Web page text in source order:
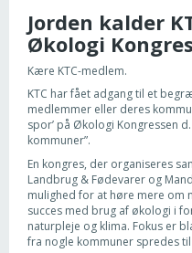
Jorden kalder
Økologi
Kære KTC-medlem.
KTC har fået adgang til et
medlemmer eller deres
spor’ på Økologi Kongressen
kommuner”.
En kongres, der organiseres
Landbrug & Fødevarer og
mulighed for at høre mere om
succes med brug af økologi i
naturpleje og klima. Fokus er
fra nogle kommuner spredes